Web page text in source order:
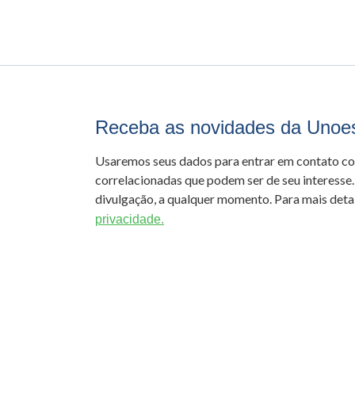
Receba as novidades da
Usaremos seus dados para entrar em contato
correlacionadas que podem ser de seu
divulgação, a qualquer momento. Para mais
privacidade.